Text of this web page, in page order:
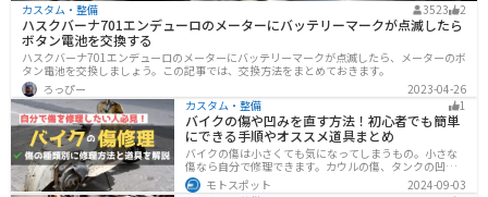
カスタム・整備 3523 2
ハスクバーナ701エンデューロのメーターにバッテリーマークが点滅したら
ボタン電池を交換する
ハスクバーナ701エンデューロのメーターにバッテリーマークが点滅したら、メーターのボ
タン電池を交換しましょう。この記事では、交換方法をまとめておきます。
ろっぴー
2023-04-26
カスタム・整備
1
バイクの傷や凹みを直す方法！初心者でも簡単
にできる手順やオススメ道具まとめ
バイクの傷は小さくても気になってしまうもの。小さな
傷なら自分で修理できます。カウルの傷、タンクの凹
み、サビ、樹脂の劣化、ホイールの傷などあらゆる傷の
修理方法をまとめました。自分でバイクの傷を直したい
モトスポット
2024-09-03